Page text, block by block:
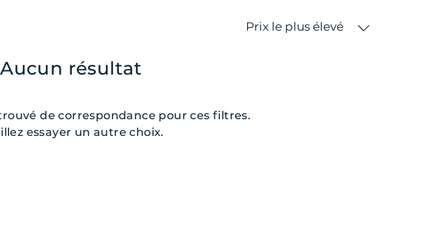
Prix le plus élevé
Aucun résultat
de correspondance pour ces filtres.
essayer un autre choix.